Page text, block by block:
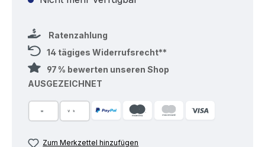
Ratenzahlung
14 tägiges Widerrufsrecht**
97 % bewerten unseren Shop
AUSGEZEICHNET
Zum Merkzettel hinzufügen